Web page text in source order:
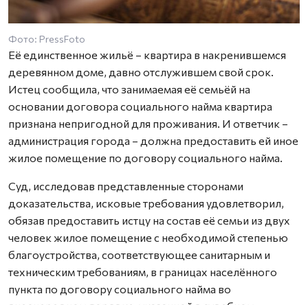
Фото: PressFoto
Её единственное жильё – квартира в накренившемся
деревянном доме, давно отслужившем свой срок.
Истец сообщила, что занимаемая её семьёй на
основании договора социального найма квартира
признана непригодной для проживания. И ответчик –
администрация города – должна предоставить ей иное
жилое помещение по договору социального найма.
Суд, исследовав представленные сторонами
доказательства, исковые требования удовлетворил,
обязав предоставить истцу на состав её семьи из двух
человек жилое помещение с необходимой степенью
благоустройства, соответствующее санитарным и
техническим требованиям, в границах населённого
пункта по договору социального найма во